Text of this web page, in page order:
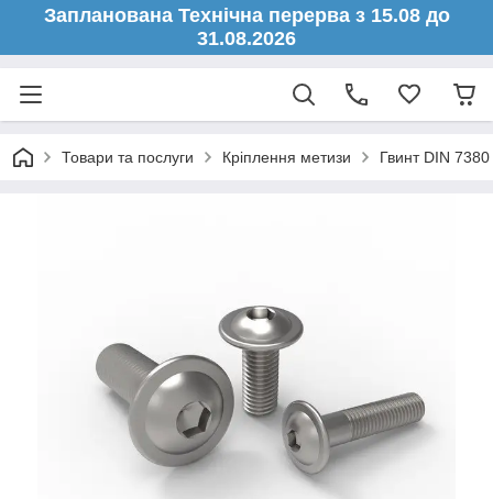
Запланована Технічна перерва з 15.08 до
31.08.2026
Товари та послуги Кріплення метизи Гвинт DIN 7380